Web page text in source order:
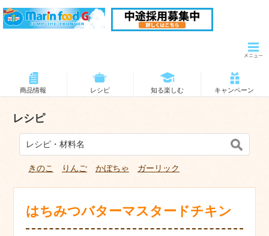
商品情報 レシピ 知る楽しむ キャンペーン
レシピ
きのこ りんご かぼちゃ ガーリック
はちみつバターマスタードチキン